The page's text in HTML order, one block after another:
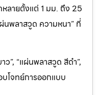
ลายตั้งแต่ 1 มม. ถึง 25
นพลาสวูด ความหนา” ที่
”, “แผ่นพลาสวูด สีดำ”,
บโจทย์การออกแบบ